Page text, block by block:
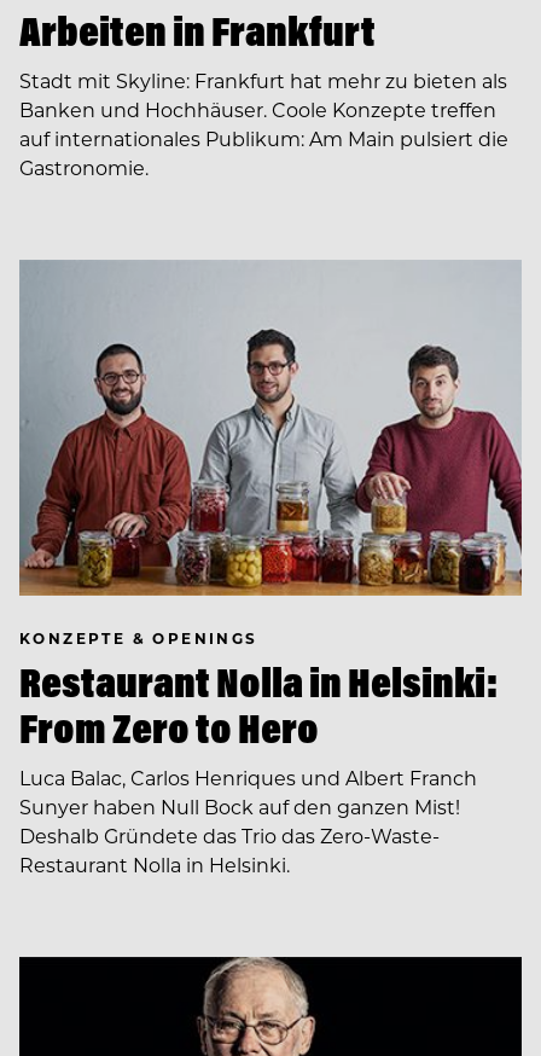
Arbeiten in Frankfurt
Stadt mit Skyline: Frankfurt hat mehr zu bieten als
Banken und Hochhäuser. Coole Konzepte treffen
auf internationales Publikum: Am Main pulsiert die
Gastronomie.
KONZEPTE & OPENINGS
Restaurant Nolla in Helsinki:
From Zero to Hero
Luca Balac, Carlos Henriques und Albert Franch
Sunyer haben Null Bock auf den ganzen Mist!
Deshalb Gründete das Trio das Zero-Waste-
Restaurant Nolla in Helsinki.